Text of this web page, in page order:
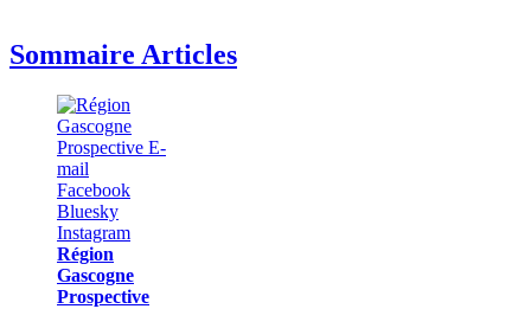
Sommaire Articles
Région
Gascogne
Prospective